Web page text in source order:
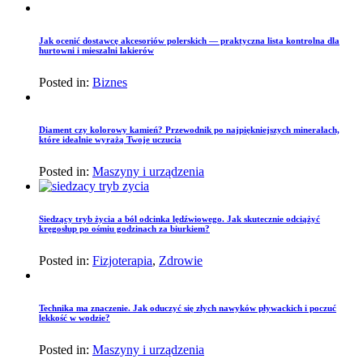
Jak ocenić dostawcę akcesoriów polerskich — praktyczna lista kontrolna dla
hurtowni i mieszalni lakierów
Posted in: Biznes
Diament czy kolorowy kamień? Przewodnik po najpiękniejszych minerałach,
które idealnie wyrażą Twoje uczucia
Posted in: Maszyny i urządzenia
Siedzący tryb życia a ból odcinka lędźwiowego. Jak skutecznie odciążyć
kręgosłup po ośmiu godzinach za biurkiem?
Posted in: Fizjoterapia, Zdrowie
Technika ma znaczenie. Jak oduczyć się złych nawyków pływackich i poczuć
lekkość w wodzie?
Posted in: Maszyny i urządzenia